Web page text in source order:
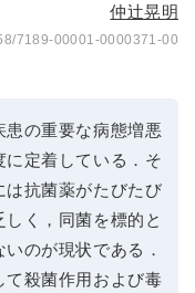
仲辻晃明
7189-00001-0000371-00
患の重要な病態増悪
に定着している．そ
は抗菌薬がたびたび
く，同菌を標的と
のが現状である．
て殺菌作用および毒